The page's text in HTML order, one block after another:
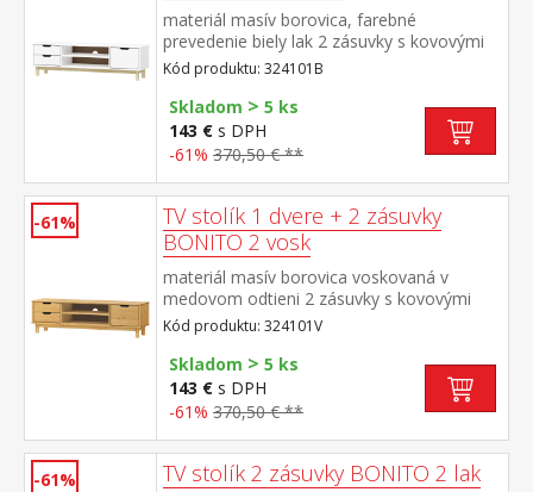
materiál masív borovica, farebné
prevedenie biely lak 2 zásuvky s kovovými
pojazdmi, 1 dvierka, 1 polica otvor na
pretiahnutie káblov
Kód produktu: 324101B
Skladom > 5 ks
143 € s DPH
-61% 370,50 € **
-61%
TV stolík 1 dvere + 2 zásuvky
BONITO 2 vosk
materiál masív borovica voskovaná v
medovom odtieni 2 zásuvky s kovovými
pojazdmi, 1 dvierka, 1 polica otvor na
pretiahnutie káblov
Kód produktu: 324101V
Skladom > 5 ks
143 € s DPH
-61% 370,50 € **
-61% TV stolík 2 zásuvky BONITO 2 lak